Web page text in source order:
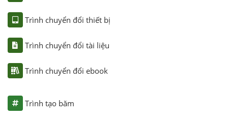
Trình chuyển đổi thiết bị
Trình chuyển đổi tài liệu
Trình chuyển đổi ebook
Trình tạo băm